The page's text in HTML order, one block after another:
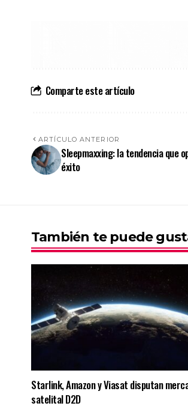
Comparte este artículo
ARTÍCULO ANTERIOR
Sleepmaxxing: la tendencia que
éxito
También te puede
Starlink, Amazon y Viasat disputan
satelital D2D